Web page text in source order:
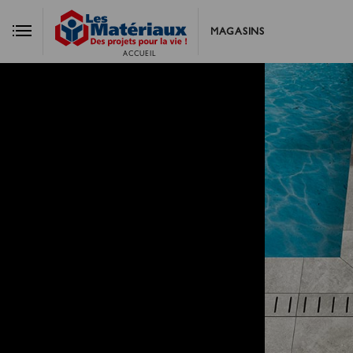
ACCUEIL
MAGASINS